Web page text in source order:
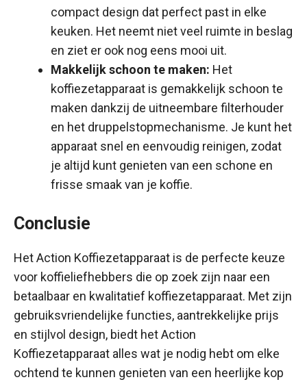
compact design dat perfect past in elke
keuken. Het neemt niet veel ruimte in beslag
en ziet er ook nog eens mooi uit.
Makkelijk schoon te maken: Het
koffiezetapparaat is gemakkelijk schoon te
maken dankzij de uitneembare filterhouder
en het druppelstopmechanisme. Je kunt het
apparaat snel en eenvoudig reinigen, zodat
je altijd kunt genieten van een schone en
frisse smaak van je koffie.
Conclusie
Het Action Koffiezetapparaat is de perfecte keuze
voor koffieliefhebbers die op zoek zijn naar een
betaalbaar en kwalitatief koffiezetapparaat. Met zijn
gebruiksvriendelijke functies, aantrekkelijke prijs
en stijlvol design, biedt het Action
Koffiezetapparaat alles wat je nodig hebt om elke
ochtend te kunnen genieten van een heerlijke kop